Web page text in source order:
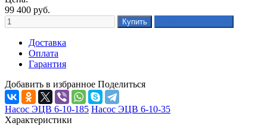
99 400 руб.
Доставка
Оплата
Гарантия
Добавить в избранное Поделиться
Насос ЭЦВ 6-10-185 Насос ЭЦВ 6-10-35
Характеристики